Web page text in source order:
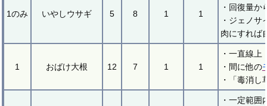
1のみ いやしウサギ 5 8 1 1
・回復量
・ジェノ
肉にすれば
1 おばけ大根 12 7 1 1
・一直線
・間に他の
・「毒消
・一定範